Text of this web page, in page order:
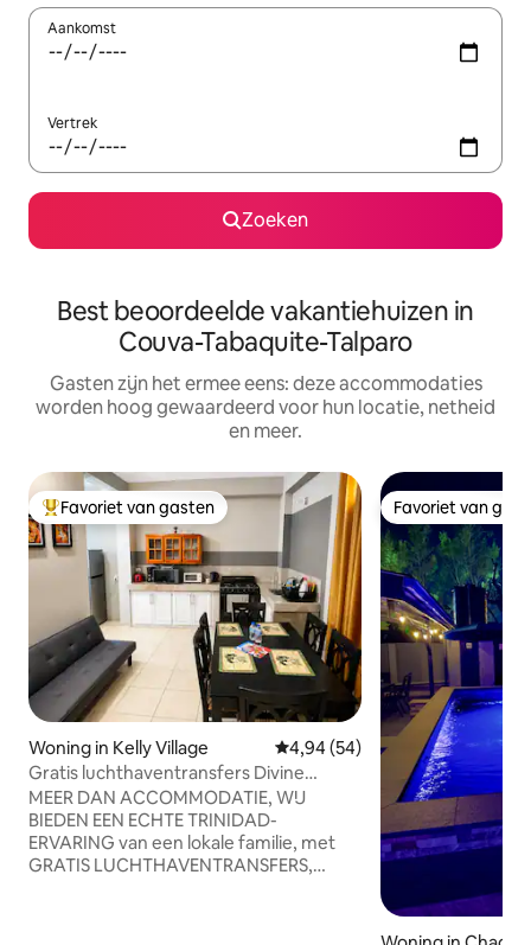
Aankomst
Vertrek
Zoeken
Best beoordeelde vakantiehuizen in
Couva-Tabaquite-Talparo
Gasten zijn het ermee eens: deze accommodaties
worden hoog gewaardeerd voor hun locatie, netheid
en meer.
Topfavoriet van gasten
Favoriet van gasten
Woning in Kelly Village Gemiddelde beoordeling van
4,94 (54)
Gratis luchthaventransfers Divine
Source 1: gehele appartement
MEER DAN ACCOMMODATIE, WIJ
BIEDEN EEN ECHTE TRINIDAD-
ERVARING van een lokale familie, met
GRATIS LUCHTHAVENTRANSFERS,
Favoriet van
Favoriet van